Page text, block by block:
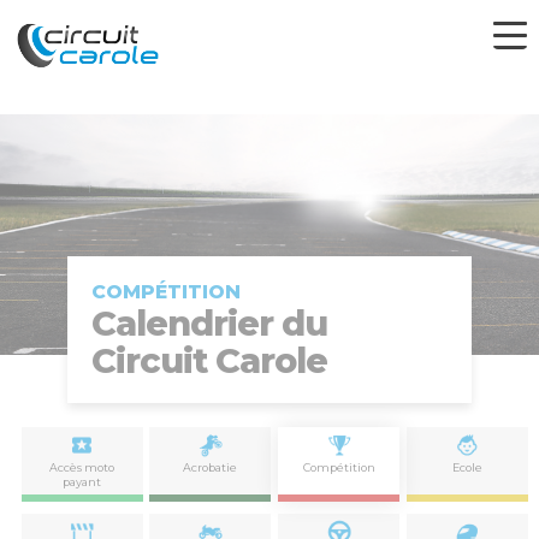
COMPÉTITION
Calendrier du
Circuit Carole
Accès moto
payant
Acrobatie Compétition Ecole